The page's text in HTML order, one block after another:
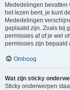
Mededelingen bevatten
het lezen bent, je kunt
Mededelingen
geplaatst zijn. Zoals bij
permissies af of je wel
permissies zijn bepaald
Omhoog
Wat zijn sticky
Sticky onderwerpen